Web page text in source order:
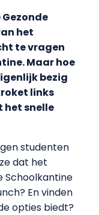
het
te vragen
Maar hoe
bezig
links
het snelle
studenten
dat het
Schoolkantine
En vinden
opties biedt?